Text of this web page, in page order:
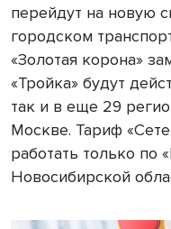
перейдут на новую
городском
«Золотая корона»
«Тройка» будут
так и в еще 29
Москве. Тариф
работать только по
Новосибирской